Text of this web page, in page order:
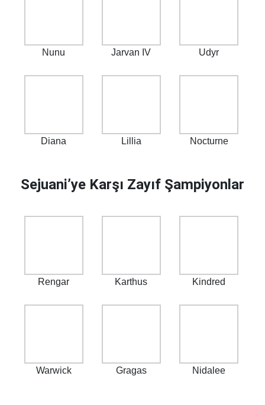
Nunu Jarvan IV Udyr
Diana Lillia Nocturne
Sejuani’ye Karşı Zayıf Şampiyonlar
Rengar Karthus Kindred
Warwick Gragas Nidalee